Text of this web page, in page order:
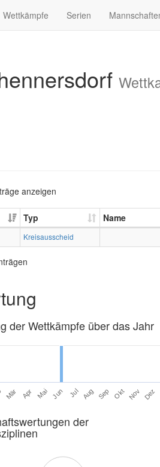
Wettkämpfe Serien
anzeigen
Typ Name
Kreisausscheid
der Wettkämpfe über das Jahr
Mär Apr Mai Jun Jul Aug Sep Okt Nov Dez
der